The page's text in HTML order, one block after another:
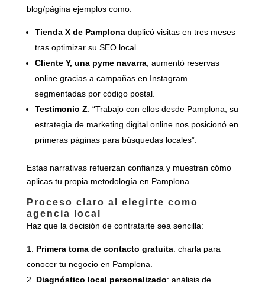
blog/página ejemplos como:
Tienda X de Pamplonaduplicó visitas en tres meses
tras optimizar su SEO local.
Cliente Y, una pyme navarra, aumentó reservas
online gracias a campañas en Instagram
segmentadas por código postal.
Testimonio Z: “Trabajo con ellos desde Pamplona; su
estrategia de marketing digital online nos posicionó en
primeras páginas para búsquedas locales”.
Estas narrativas refuerzan confianza y muestran cómo
aplicas tu propia metodología en Pamplona.
Proceso claro al elegirte como
agencia local
Haz que la decisión de contratarte sea sencilla:
Primera toma de contacto gratuita: charla para
conocer tu negocio en Pamplona.
Diagnóstico local personalizado: análisis de